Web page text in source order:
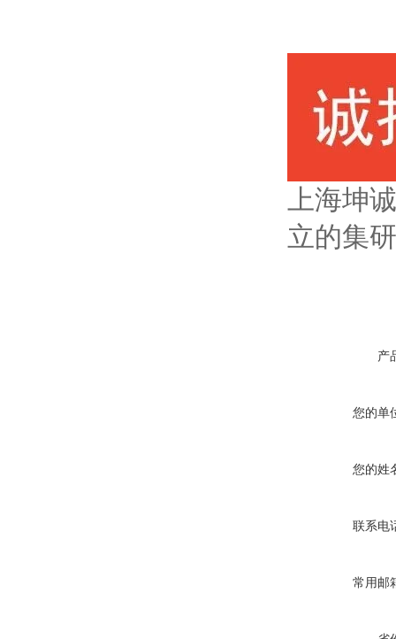
上海坤
立的集
产
您的单
您的姓
联系电
常用邮